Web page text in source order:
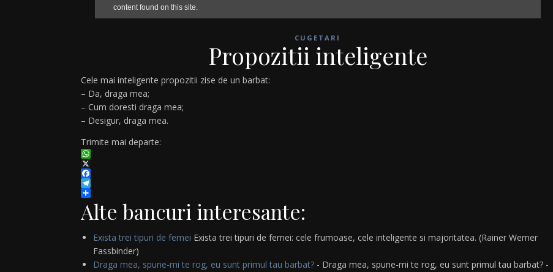
CUGETARI
Propozitii inteligente
Cele mai inteligente propozitii zise de un barbat:
– Da, draga mea;
– Cum doresti draga mea;
– Desigur, draga mea.
Trimite mai departe:
WhatsApp
X
Facebook
Telegram
Partajează
Alte bancuri interesante:
Exista trei tipuri de femei Exista trei tipuri de femei: cele frumoase, cele inteligente si majoritatea. (Rainer Werner
Fassbinder)
Draga mea, spune-mi te rog, eu sunt primul tau barbat? - Draga mea, spune-mi te rog, eu sunt primul tau barbat? -